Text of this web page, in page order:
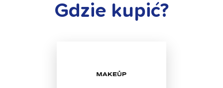
Gdzie kupić?